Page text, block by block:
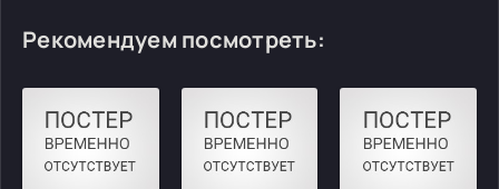
Рекомендуем посмотреть: